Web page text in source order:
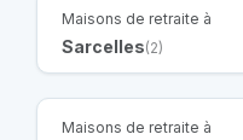
Maisons de retraite à
Sarcelles(2)
Maisons de retraite à